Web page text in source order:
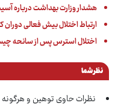
هشدار وزارت بهداشت درباره
ارتباط اختلال بیش فعالی
اختلال استرس پس از سانحه
نظر شما
نظرات حاوی توهین و